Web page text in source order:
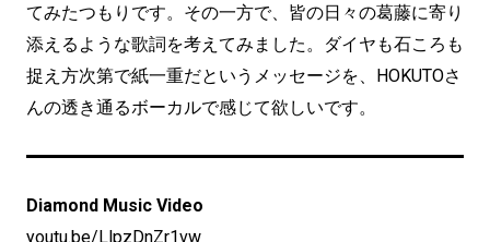
てみたつもりです。その一方で、皆の日々の葛藤に寄り
添えるような歌詞を考えてみました。ダイヤも石ころも
捉え方次第で紙一重だというメッセージを、HOKUTOさ
んの透き通るボーカルで感じて欲しいです。
Diamond Music Video
youtu.be/LlpzDnZr1vw